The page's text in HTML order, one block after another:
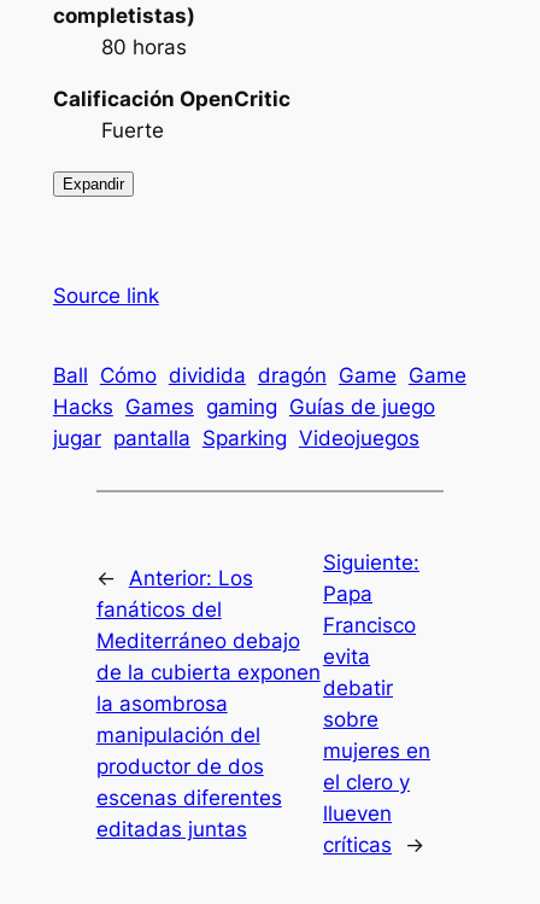
completistas)
80 horas
Calificación OpenCritic
Fuerte
Expandir
Source link
Ball Cómo dividida dragón Game Game
Hacks Games gaming Guías de juego
jugar pantalla Sparking Videojuegos
← Anterior: Los
fanáticos del
Mediterráneo debajo
de la cubierta exponen
la asombrosa
manipulación del
productor de dos
escenas diferentes
editadas juntas
Siguiente:
Papa
Francisco
evita
debatir
sobre
mujeres en
el clero y
llueven
críticas
→